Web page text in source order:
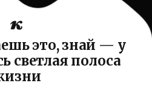
это, знай — у
светлая полоса